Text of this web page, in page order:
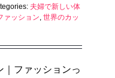
夫婦で新しい体
ァッション, 世界のカッ
｜ファッションっ